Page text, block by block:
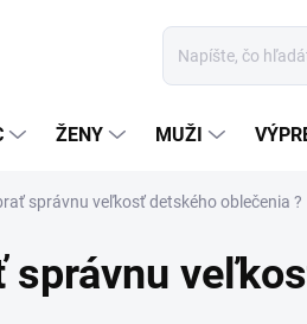
ŽENY MUŽI
správnu veľkosť detského oblečenia ?
správnu